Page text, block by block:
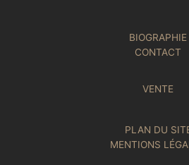
BIOGRAPHIE
CONTACT
VENTE
PLAN DU
MENTIONS